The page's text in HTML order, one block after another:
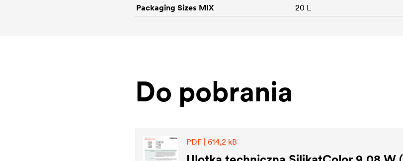
Packaging Sizes MIX
20 L
Do pobrania
PDF | 614,2 kB